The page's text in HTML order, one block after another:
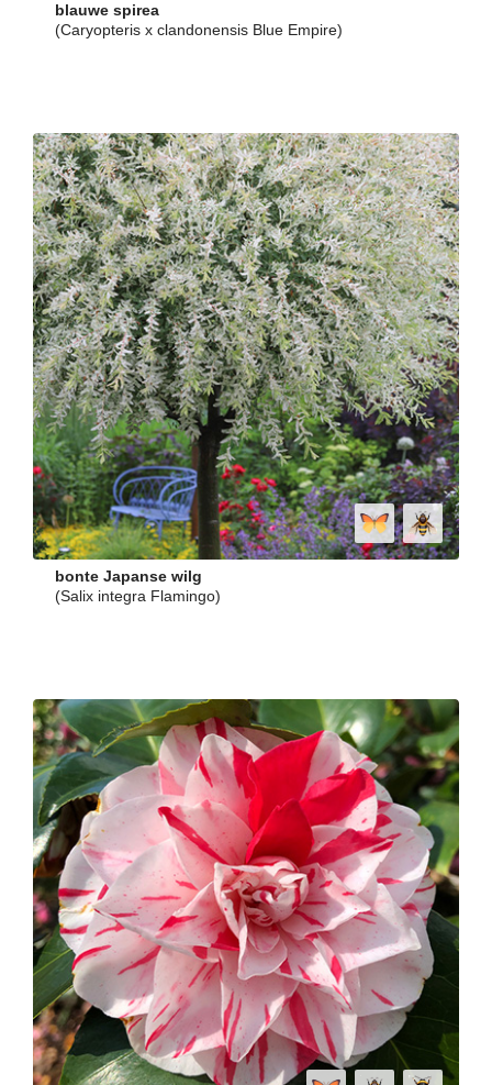
blauwe spirea
(Caryopteris x clandonensis Blue Empire)
bonte Japanse wilg
(Salix integra Flamingo)